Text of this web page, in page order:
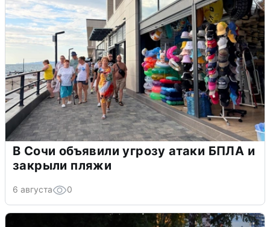
В Сочи объявили угрозу атаки БПЛА и
закрыли пляжи
6 августа 0